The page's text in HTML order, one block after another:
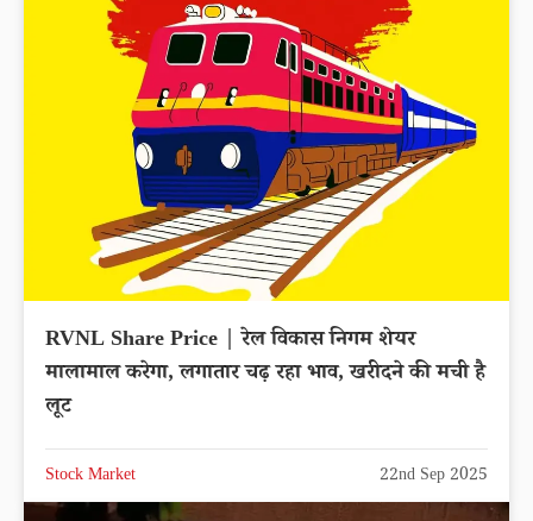
RVNL Share Price | रेल विकास निगम शेयर
मालामाल करेगा, लगातार चढ़ रहा भाव, खरीदने की मची है
लूट
Stock Market 22nd Sep 2025